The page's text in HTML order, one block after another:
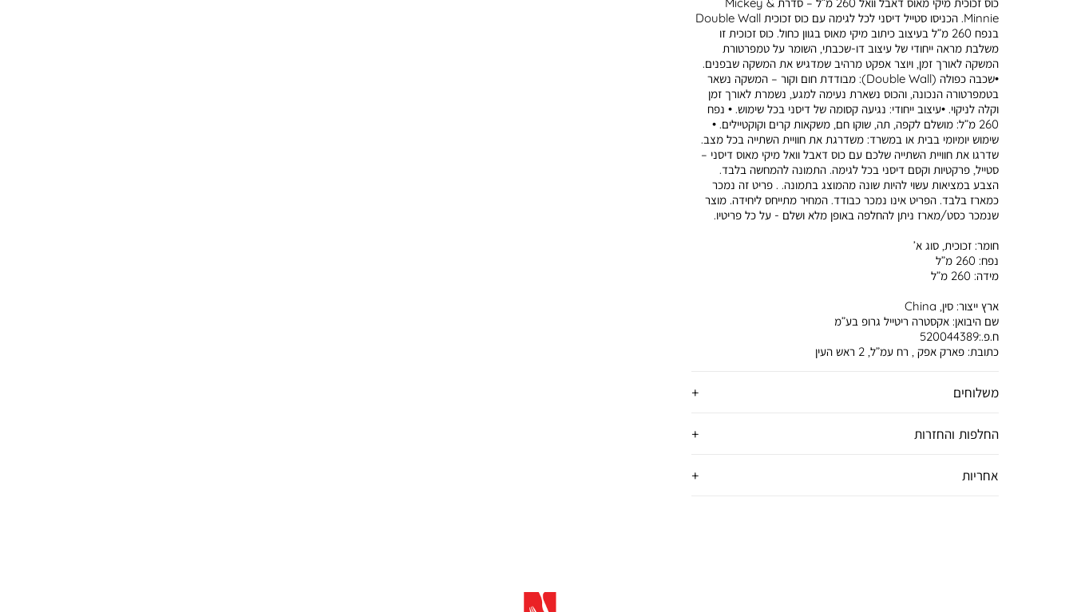
משלוחים
החלפות והחזרות
אחריות
Minnie. הכניסו סטייל דיסני לכל לגימה עם כוס זכוכית Double Wall
בנפח 260 מ”ל בעיצוב כיתוב מיקי מאוס בגוון כחול. כוס זכוכית זו
משלבת מראה ייחודי של עיצוב דו-שכבתי, השומר על טמפרטורת
המשקה לאורך זמן, ויוצר אפקט מרהיב שמדגיש את המשקה שבפנים.
•שכבה כפולה (Double Wall): מבודדת חום וקור – המשקה נשאר
בטמפרטורה הנכונה, והכוס נשארת נעימה למגע, נשמרת לאורך זמן
וקלה לניקוי. •עיצוב ייחודי: נגיעה קסומה של דיסני בכל שימוש. • נפח
260 מ”ל: מושלם לקפה, תה, שוקו חם, משקאות קרים וקוקטיילים. •
שימוש יומיומי בבית או במשרד: משדרגת את חוויית השתייה בכל מצב.
שדרגו את חוויית השתייה שלכם עם כוס דאבל וואל מיקי מאוס דיסני –
סטייל, פרקטיות וקסם דיסני בכל לגימה. התמונה להמחשה בלבד.
הצבע במציאות עשוי להיות שונה מהמוצג בתמונה. . פריט זה נמכר
כמארז בלבד. הפריט אינו נמכר כבודד. המחיר מתייחס ליחידה. מוצר
שנמכר כסט/מארז ניתן להחלפה באופן מלא ושלם - על כל פריטיו.
חומר:זכוכית, סוג א’
נפח: 260 מ”ל
מידה: 260 מ”ל
ארץ ייצור:סין, China
שם היבואן:אקסטרה ריטייל גרופ בע”מ
ח.פ.:520044389
כתובת:פארק אפק , רח עמ”ל, 2 ראש העין